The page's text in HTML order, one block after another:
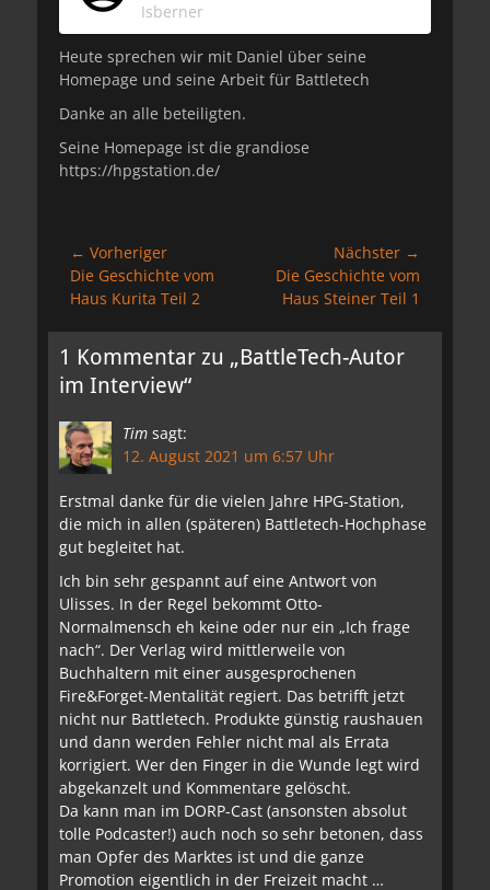
Isberner
Heute sprechen wir mit Daniel über seine
Homepage und seine Arbeit für Battletech
Danke an alle beteiligten.
Seine Homepage ist die grandiose
https://hpgstation.de/
Beitragsnavigation
← Vorheriger
Vorheriger
Beitrag:
Die Geschichte vom
Haus Kurita Teil 2
Nächster →
Nächster
Beitrag:
Die Geschichte vom
Haus Steiner Teil 1
1 Kommentar zu „BattleTech-Autor
im Interview“
Tim sagt:
12. August 2021 um 6:57 Uhr
Erstmal danke für die vielen Jahre HPG-Station,
die mich in allen (späteren) Battletech-Hochphase
gut begleitet hat.
Ich bin sehr gespannt auf eine Antwort von
Ulisses. In der Regel bekommt Otto-
Normalmensch eh keine oder nur ein „Ich frage
nach“. Der Verlag wird mittlerweile von
Buchhaltern mit einer ausgesprochenen
Fire&Forget-Mentalität regiert. Das betrifft jetzt
nicht nur Battletech. Produkte günstig raushauen
und dann werden Fehler nicht mal als Errata
korrigiert. Wer den Finger in die Wunde legt wird
abgekanzelt und Kommentare gelöscht.
Da kann man im DORP-Cast (ansonsten absolut
tolle Podcaster!) auch noch so sehr betonen, dass
man Opfer des Marktes ist und die ganze
Promotion eigentlich in der Freizeit macht …